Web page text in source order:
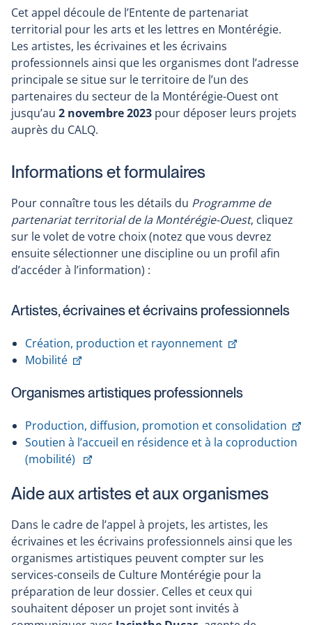
Cet appel découle de l’Entente de partenariat
territorial pour les arts et les lettres en Montérégie.
Les artistes, les écrivaines et les écrivains
professionnels ainsi que les organismes dont l’adresse
principale se situe sur le territoire de l’un des
partenaires du secteur de la Montérégie-Ouest ont
jusqu’au 2 novembre 2023 pour déposer leurs projets
auprès du CALQ.
Informations et formulaires
Pour connaître tous les détails du Programme de
partenariat territorial de la Montérégie-Ouest, cliquez
sur le volet de votre choix (notez que vous devrez
ensuite sélectionner une discipline ou un profil afin
d’accéder à l’information) :
Artistes, écrivaines et écrivains professionnels
Création, production et rayonnement
Ce
dans
nouvelle
fenêtre
Mobilité
Ce
s'ouvrira
une
nouvelle
fenêtre
Organismes artistiques professionnels
Production, diffusion, promotion et consolidation
Soutien à l’accueil en résidence et à la coproduction
(mobilité)
Ce
s'ouvrira
une
nouvelle
fenêtre
Aide aux artistes et aux organismes
Dans le cadre de l’appel à projets, les artistes, les
écrivaines et les écrivains professionnels ainsi que les
organismes artistiques peuvent compter sur les
services-conseils de Culture Montérégie pour la
préparation de leur dossier. Celles et ceux qui
souhaitent déposer un projet sont invités à